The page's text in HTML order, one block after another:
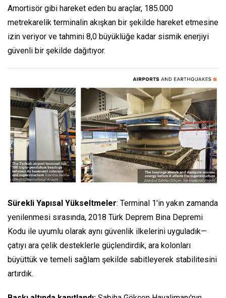
Amortisör gibi hareket eden bu araçlar, 185.000
metrekarelik terminalin akışkan bir şekilde hareket etmesine
izin veriyor ve tahmini 8,0 büyüklüğe kadar sismik enerjiyi
güvenli bir şekilde dağıtıyor.
Sürekli Yapısal Yükseltmeler: Terminal 1'in yakın zamanda
yenilenmesi sırasında, 2018 Türk Deprem Bina Depremi
Kodu ile uyumlu olarak aynı güvenlik ilkelerini uyguladık—
çatıyı ara çelik desteklerle güçlendirdik, ara kolonları
büyüttük ve temeli sağlam şekilde sabitleyerek stabilitesini
artırdık.